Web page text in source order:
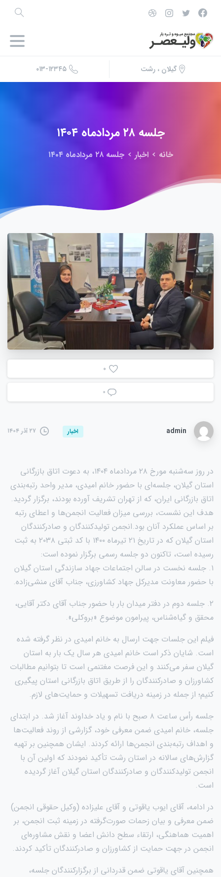
گیلان ، رشت ۰۱۳-۱۲۳۴۵
جلسه ۲۸ مردادماه ۱۴۰۴
خانه اخبار جلسه ۲۸ مردادماه ۱۴۰۴
0
۰
admin اخبار ۲۷ آذر ۱۴۰۴
در روز سه‌شنبه مورخ ۲۸ مردادماه ۱۴۰۴، به دعوت اتاق بازرگانی
استان گیلان، جلسه‌ای با حضور خانم امیدی، مدیر واحد رتبه‌بندی
اتاق بازرگانی ایران، که از تهران تشریف آورده بودند، برگزار گردید.
هدف این نشست، بررسی میزان فعالیت انجمن‌ها و اعطای رتبه
بر اساس عملکرد آنان بود.انجمن تولیدکنندگان و صادرکنندگان
استان گیلان که در تاریخ ۲۱ تیرماه ۱۴۰۰ با کد ثبتی ۲۰۳۸ به ثبت
رسیده است، تاکنون دو جلسه رسمی برگزار نموده است:
۱. جلسه نخست در سالن اجتماعات جهاد سازندگی استان گیلان
با حضور معاونت مدیرکل جهاد کشاورزی، جناب آقای منشی‌زاده.
۲. جلسه دوم در دفتر میدان بار با حضور جناب آقای دکتر آقایی،
محقق و گیاه‌شناس، پیرامون موضوع «بروکلی».
فیلم این جلسات جهت ارسال به خانم امیدی در نظر گرفته شده
است. شایان ذکر است خانم امیدی هر سال یک بار به استان
گیلان سفر می‌کنند و این فرصت مغتنمی است تا بتوانیم مطالبات
کشاورزان و صادرکنندگان را از طریق اتاق بازرگانی استان پیگیری
کنیم؛ از جمله در زمینه دریافت تسهیلات و حمایت‌های لازم.
جلسه رأس ساعت ۸ صبح با نام و یاد خداوند آغاز شد. در ابتدای
جلسه، خانم امیدی ضمن معرفی خود، گزارشی از روند فعالیت‌ها
و اهداف رتبه‌بندی انجمن‌ها ارائه کردند. ایشان همچنین بر تهیه
گزارش‌های سالانه در استان رشت تأکید نمودند که اولین آن با
انجمن تولیدکنندگان و صادرکنندگان استان گیلان آغاز گردیده
است.
در ادامه، آقای ایوب یاقوتی و آقای علیزاده (وکیل حقوقی انجمن)
ضمن معرفی و بیان زحمات صورت‌گرفته در زمینه ثبت انجمن، بر
اهمیت هماهنگی، ارتقاء سطح دانش اعضا و نقش مشاوره‌ای
انجمن در جهت حمایت از کشاورزان و صادرکنندگان تأکید کردند.
همچنین آقای یاقوتی ضمن قدردانی از برگزارکنندگان جلسه،